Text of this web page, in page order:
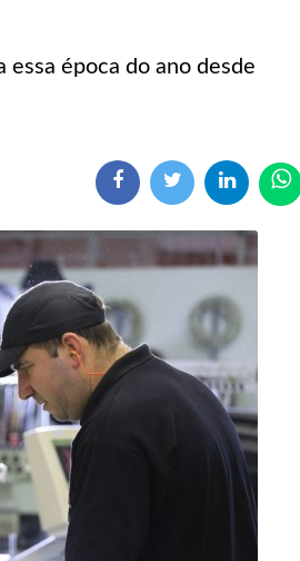
essa época do ano desde